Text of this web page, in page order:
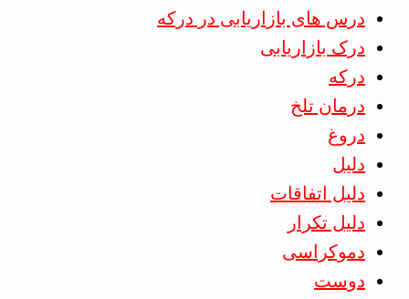
درس های بازاریابی در درکه
درک بازاریابی
درکه
درمان تلخ
دروغ
دلیل
دلیل اتفاقات
دلیل تکرار
دموکراسی
دوست